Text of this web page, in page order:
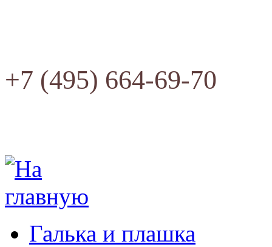
+7 (495) 664-69-70
Галька и плашка